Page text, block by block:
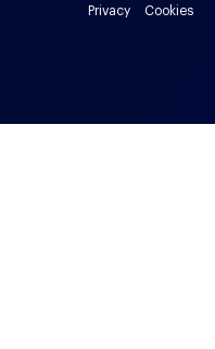
Privacy Cookies